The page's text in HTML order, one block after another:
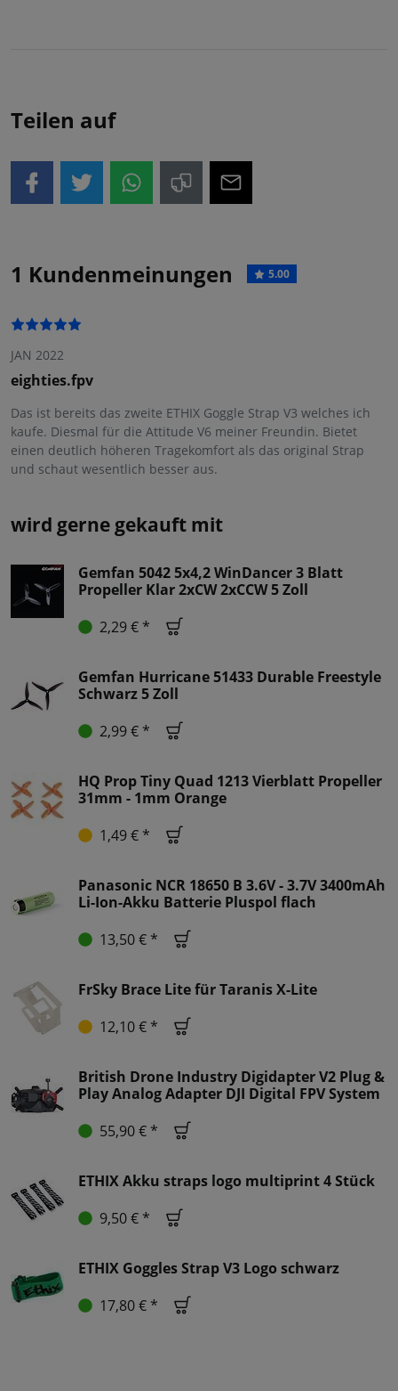
Teilen auf
1 Kundenmeinungen 5.00
JAN 2022
eighties.fpv
Das ist bereits das zweite ETHIX Goggle Strap V3 welches ich
kaufe. Diesmal für die Attitude V6 meiner Freundin. Bietet
einen deutlich höheren Tragekomfort als das original Strap
und schaut wesentlich besser aus.
wird gerne gekauft mit
Gemfan 5042 5x4,2 WinDancer 3 Blatt
Propeller Klar 2xCW 2xCCW 5 Zoll
2,29 € *
Gemfan Hurricane 51433 Durable Freestyle
Schwarz 5 Zoll
2,99 € *
HQ Prop Tiny Quad 1213 Vierblatt Propeller
31mm - 1mm Orange
1,49 € *
Panasonic NCR 18650 B 3.6V - 3.7V 3400mAh
Li-Ion-Akku Batterie Pluspol flach
13,50 € *
FrSky Brace Lite für Taranis X-Lite
12,10 € *
British Drone Industry Digidapter V2 Plug &
Play Analog Adapter DJI Digital FPV System
55,90 € *
ETHIX Akku straps logo multiprint 4 Stück
9,50 € *
ETHIX Goggles Strap V3 Logo schwarz
17,80 € *